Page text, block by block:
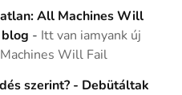
All Machines Will
- Itt van iamyank új
Will Fail
szerint? - Debütáltak